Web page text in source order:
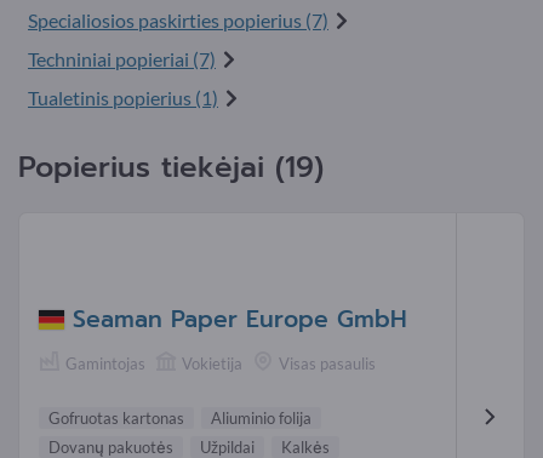
Specialiosios paskirties popierius (7)
Techniniai popieriai (7)
Tualetinis popierius (1)
Popierius tiekėjai (19)
Seaman Paper Europe GmbH
Gamintojas Vokietija Visas pasaulis
Gofruotas kartonas
Aliuminio folija
Dovanų pakuotės
Užpildai
Kalkės